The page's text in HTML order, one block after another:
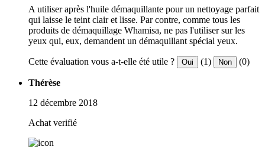
A utiliser après l'huile démaquillante pour un nettoyage parfait
qui laisse le teint clair et lisse. Par contre, comme tous les
produits de démaquillage Whamisa, ne pas l'utiliser sur les
yeux qui, eux, demandent un démaquillant spécial yeux.
Cette évaluation vous a-t-elle été utile ? Oui (1) Non (0)
Thérèse
12 décembre 2018
Achat verifié